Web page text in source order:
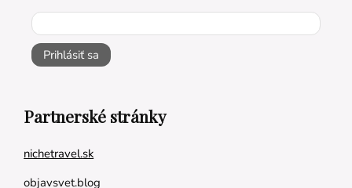
Prihlásiť sa
Partnerské stránky
nichetravel.sk
objavsvet.blog